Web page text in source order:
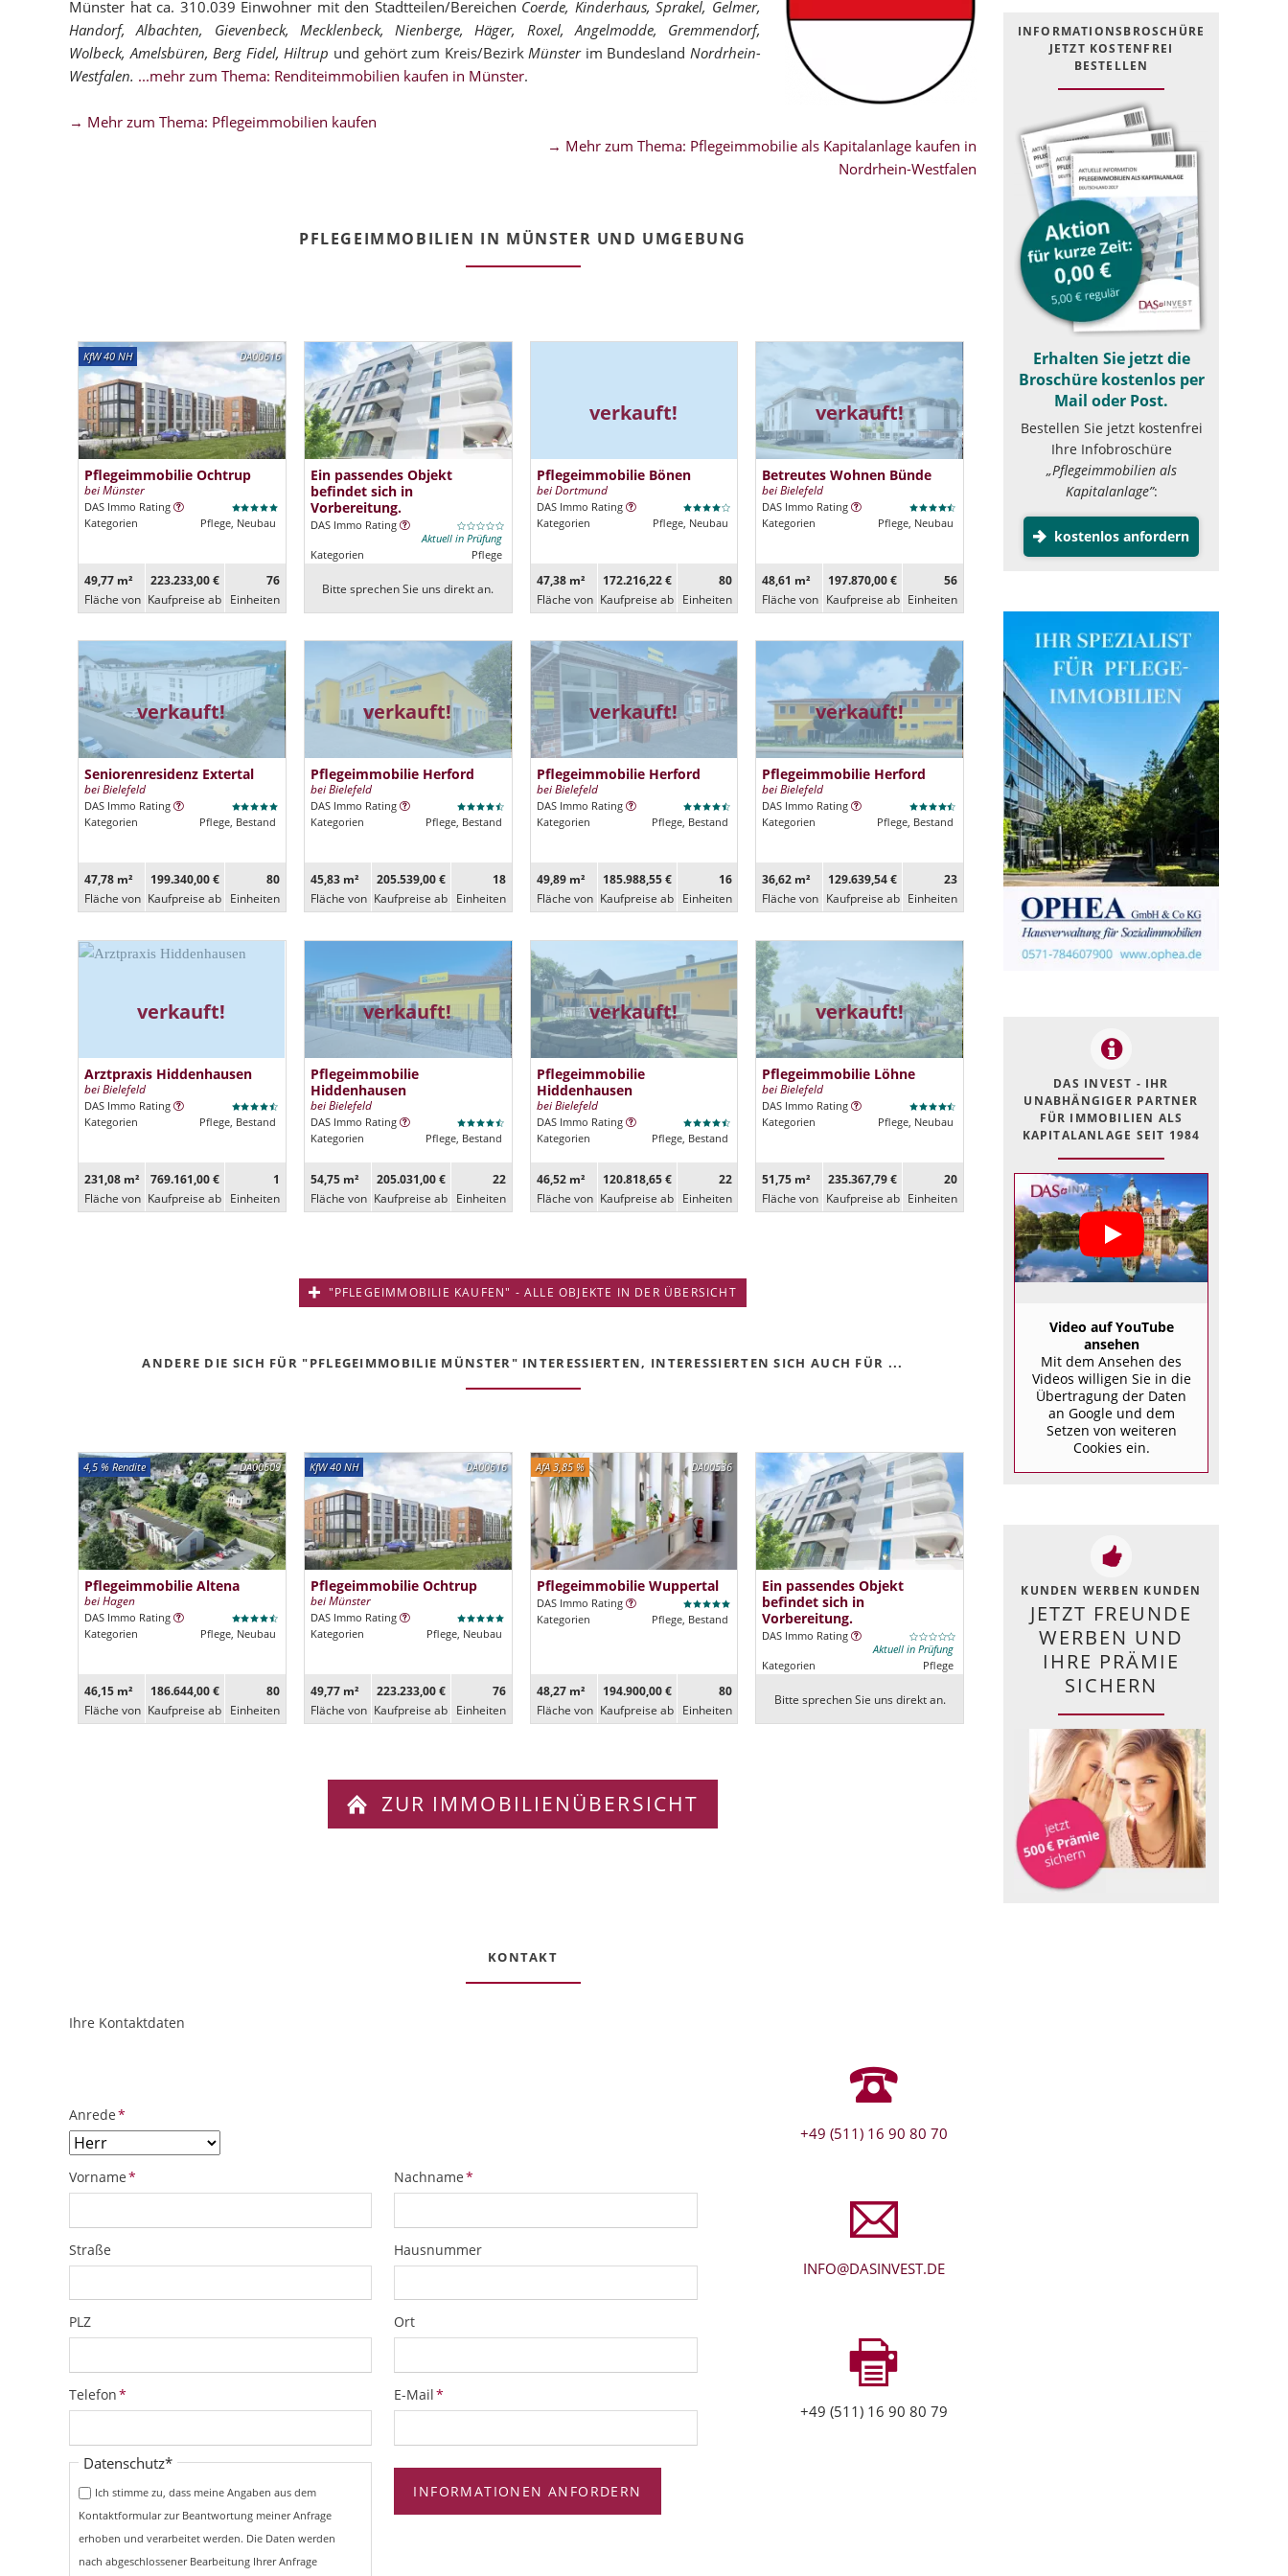
Münster hat ca. 310.039 Einwohner mit den Stadtteilen/Bereichen Coerde, Kinderhaus, Sprakel, Gelmer,
Handorf, Albachten, Gievenbeck, Mecklenbeck, Nienberge, Häger, Roxel, Angelmodde, Gremmendorf,
Wolbeck, Amelsbüren, Berg Fidel, Hiltrup und gehört zum Kreis/BezirkMünsterim BundeslandNordrhein-
Westfalen. ...mehr zum Thema: Renditeimmobilien kaufen in Münster.
→ Mehr zum Thema: Pflegeimmobilien kaufen
→ Mehr zum Thema: Pflegeimmobilie als Kapitalanlage kaufen in
Nordrhein-Westfalen
PFLEGEIMMOBILIEN IN MÜNSTER UND UMGEBUNG
DA00616
KfW 40 NH
Pflegeimmobilie Ochtrup
bei Münster
DAS Immo Rating
Kategorien
Pflege, Neubau
49,77 m²
Fläche von
223.233,00 €
Kaufpreise ab
76
Ein­heiten
Ein passendes Objekt
befindet sich in
Vorbereitung.
DAS Immo Rating
Aktuell in Prüfung
Kategorien
Pflege
Bitte sprechen Sie uns direkt an.
verkauft!
Pflegeimmobilie Bönen
bei Dortmund
DAS Immo Rating
Kategorien
Pflege, Neubau
47,38 m²
Fläche von
172.216,22 €
Kaufpreise ab
80
Ein­heiten
verkauft!
Betreutes Wohnen Bünde
bei Bielefeld
DAS Immo Rating
Kategorien
Pflege, Neubau
48,61 m²
Fläche von
197.870,00 €
Kaufpreise ab
56
Ein­heiten
verkauft!
Seniorenresidenz Extertal
bei Bielefeld
DAS Immo Rating
Kategorien
Pflege, Bestand
47,78 m²
Fläche von
199.340,00 €
Kaufpreise ab
80
Ein­heiten
verkauft!
Pflegeimmobilie Herford
bei Bielefeld
DAS Immo Rating
Kategorien
Pflege, Bestand
45,83 m²
Fläche von
205.539,00 €
Kaufpreise ab
18
Ein­heiten
verkauft!
Pflegeimmobilie Herford
bei Bielefeld
DAS Immo Rating
Kategorien
Pflege, Bestand
49,89 m²
Fläche von
185.988,55 €
Kaufpreise ab
16
Ein­heiten
verkauft!
Pflegeimmobilie Herford
bei Bielefeld
DAS Immo Rating
Kategorien
Pflege, Bestand
36,62 m²
Fläche von
129.639,54 €
Kaufpreise ab
23
Ein­heiten
verkauft!
Arztpraxis Hiddenhausen
bei Bielefeld
DAS Immo Rating
Kategorien
Pflege, Bestand
231,08 m²
Fläche von
769.161,00 €
Kaufpreise ab
1
Ein­heiten
verkauft!
Pflegeimmobilie
Hiddenhausen
bei Bielefeld
DAS Immo Rating
Kategorien
Pflege, Bestand
54,75 m²
Fläche von
205.031,00 €
Kaufpreise ab
22
Ein­heiten
verkauft!
Pflegeimmobilie
Hiddenhausen
bei Bielefeld
DAS Immo Rating
Kategorien
Pflege, Bestand
46,52 m²
Fläche von
120.818,65 €
Kaufpreise ab
22
Ein­heiten
verkauft!
Pflegeimmobilie Löhne
bei Bielefeld
DAS Immo Rating
Kategorien
Pflege, Neubau
51,75 m²
Fläche von
235.367,79 €
Kaufpreise ab
20
Ein­heiten
"PFLEGEIMMOBILIE KAUFEN" - ALLE OBJEKTE IN DER ÜBERSICHT
ANDERE DIE SICH FÜR "PFLEGEIMMOBILIE MÜNSTER" INTERESSIERTEN, INTERESSIERTEN SICH AUCH FÜR ...
DA00609
4,5 % Rendite
Pflegeimmobilie Altena
bei Hagen
DAS Immo Rating
Kategorien
Pflege, Neubau
46,15 m²
Fläche von
186.644,00 €
Kaufpreise ab
80
Ein­heiten
DA00616
KfW 40 NH
Pflegeimmobilie Ochtrup
bei Münster
DAS Immo Rating
Kategorien
Pflege, Neubau
49,77 m²
Fläche von
223.233,00 €
Kaufpreise ab
76
Ein­heiten
DA00536
AfA 3,85 %
Pflegeimmobilie Wuppertal
DAS Immo Rating
Kategorien
Pflege, Bestand
48,27 m²
Fläche von
194.900,00 €
Kaufpreise ab
80
Ein­heiten
Ein passendes Objekt
befindet sich in
Vorbereitung.
DAS Immo Rating
Aktuell in Prüfung
Kategorien
Pflege
Bitte sprechen Sie uns direkt an.
ZUR IMMOBILIENÜBERSICHT
KONTAKT
ObjektPlatzhalter
URL
Ihre Kontaktdaten
Pflichtfeld
Anrede*
Pflichtfeld
Vorname* Pflichtfeld
Nachname*
Straße Hausnummer
PLZ Ort
Pflichtfeld
Telefon* Pflichtfeld
E-Mail*
Pflichtfeld
Datenschutz*
Ich stimme zu, dass meine Angaben aus dem
Kontaktformular zur Beantwortung meiner Anfrage
erhoben und verarbeitet werden. Die Daten werden
nach abgeschlossener Bearbeitung Ihrer Anfrage
INFORMATIONEN ANFORDERN
+49 (511) 16 90 80 70
INFO@DASINVEST.DE
+49 (511) 16 90 80 79
INFOR­MATIONS­BROSCHÜRE
JETZT KOSTEN­FREI
BESTELLEN
Erhalten Sie jetzt die
Broschüre kostenlos per
Mail oder Post.
Bestellen Sie jetzt kostenfrei
Ihre Infobroschüre
„Pflegeimmobilien als
Kapitalanlage”:
kostenlos anfordern
DAS INVEST - IHR
UNABHÄNGIGER PARTNER
FÜR IMMOBILIEN ALS
KAPITALANLAGE SEIT 1984
Video auf YouTube
ansehen
Mit dem Ansehen des
Videos willigen Sie in die
Übertragung der Daten
an Google und dem
Setzen von weiteren
Cookies ein.
KUNDEN WERBEN KUNDEN
JETZT FREUNDE
WERBEN UND
IHRE PRÄMIE
SICHERN